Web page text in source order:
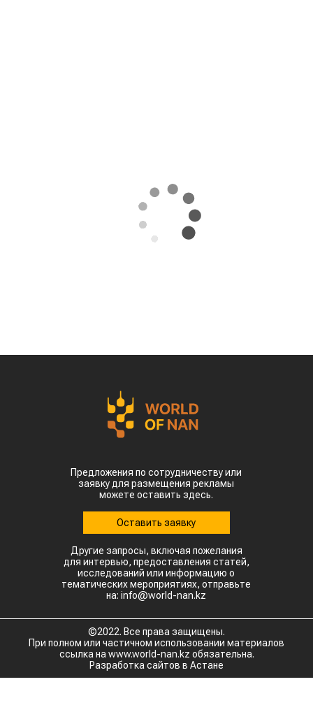
Предложения по сотрудничеству или
заявку для размещения рекламы
можете оставить здесь.
Оставить заявку
Другие запросы, включая пожелания
для интервью, предоставления статей,
исследований или информацию о
тематических мероприятиях, отправьте
на: info@world-nan.kz
©2022. Все права защищены.
При полном или частичном использовании материалов
ссылка на www.world-nan.kz обязательна.
Разработка сайтов в Астане